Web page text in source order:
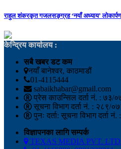
राहुल शंकरकृत गजलसङ्ग्रह ‘नयाँ अध्याय’ लोकार्पण
केन्द्रिय कार्यालय :
सबै खबर डट कम
नयाँ बानेश्वर, काठमाडौं
01-4115444
sabaikhabar@gmail.com
प्रेस काउन्सिल दर्ता नं. : ७३/
सूचना विभाग दर्ता नं. : २८९/
पुनः दर्ता: सूचना विभाग दर्ता
विज्ञापनका लागि सम्पर्क
TEXAS MEDIA PVT.